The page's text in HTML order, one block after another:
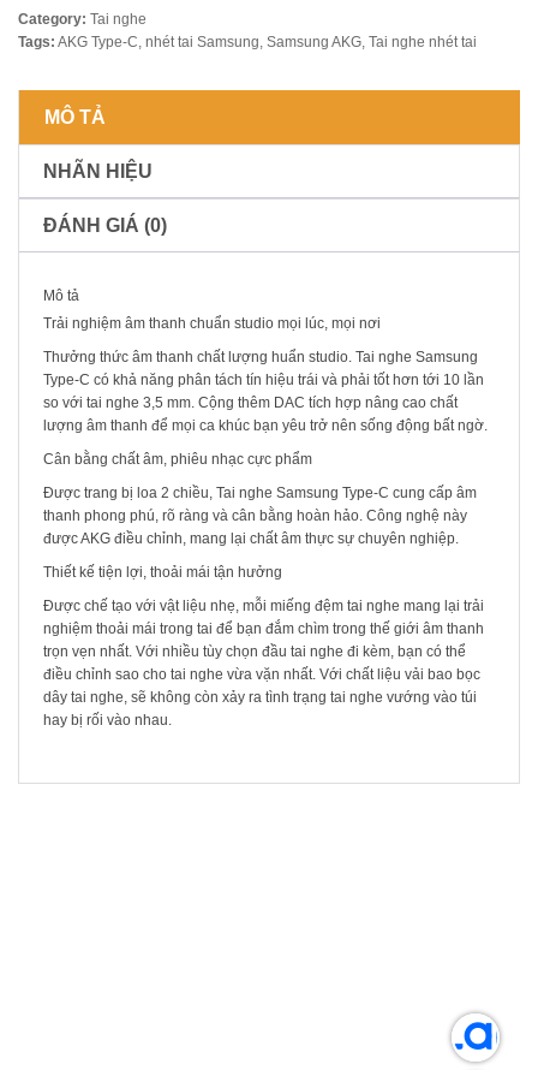
Category: Tai nghe
Tags: AKG Type-C, nhét tai Samsung, Samsung AKG, Tai nghe nhét tai
MÔ TẢ
NHÃN HIỆU
ĐÁNH GIÁ (0)
Mô tả
Trải nghiệm âm thanh chuẩn studio mọi lúc, mọi nơi
Thưởng thức âm thanh chất lượng huẩn studio. Tai nghe Samsung
Type-C có khả năng phân tách tín hiệu trái và phải tốt hơn tới 10 lần
so với tai nghe 3,5 mm. Cộng thêm DAC tích hợp nâng cao chất
lượng âm thanh để mọi ca khúc bạn yêu trở nên sống động bất ngờ.
Cân bằng chất âm, phiêu nhạc cực phẩm
Được trang bị loa 2 chiều, Tai nghe Samsung Type-C cung cấp âm
thanh phong phú, rõ ràng và cân bằng hoàn hảo. Công nghệ này
được AKG điều chỉnh, mang lại chất âm thực sự chuyên nghiệp.
Thiết kế tiện lợi, thoải mái tận hưởng
Được chế tạo với vật liệu nhẹ, mỗi miếng đệm tai nghe mang lại trải
nghiệm thoải mái trong tai để bạn đắm chìm trong thế giới âm thanh
trọn vẹn nhất. Với nhiều tùy chọn đầu tai nghe đi kèm, bạn có thể
điều chỉnh sao cho tai nghe vừa vặn nhất. Với chất liệu vải bao bọc
dây tai nghe, sẽ không còn xảy ra tình trạng tai nghe vướng vào túi
hay bị rối vào nhau.